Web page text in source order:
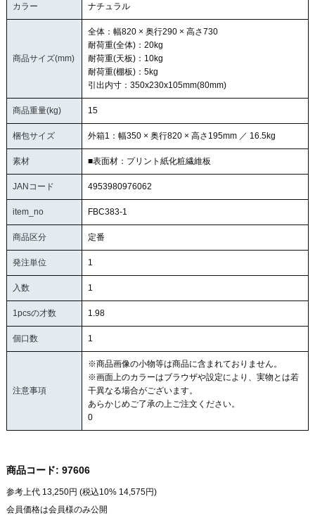
カラー ナチュラル
商品サイズ(mm)
全体：幅820 × 奥行290 × 高さ730
耐荷重(全体)：20kg
耐荷重(天板)：10kg
耐荷重(棚板)：5kg
引出内寸：350x230x105mm(80mm)
商品重量(kg) 15
梱包サイズ 外箱1：幅350 × 奥行820 × 高さ195mm ／ 16.5kg
素材 ■表面材：プリント紙化粧繊維板
JANコード 4953980976062
item_no FBC383-1
商品区分 定番
発注単位 1
入数 1
1pcsの才数 1.98
個口数 1
注意事項
※商品画像の小物等は商品に含まれておりません。
※画面上のカラーはブラウザや設定により、実物とは若
干異なる場合がございます。
あらかじめご了承の上ご注文ください。
0
商品コード: 97606
参考上代 13,250円 (税込10% 14,575円)
会員価格は会員様のみ公開